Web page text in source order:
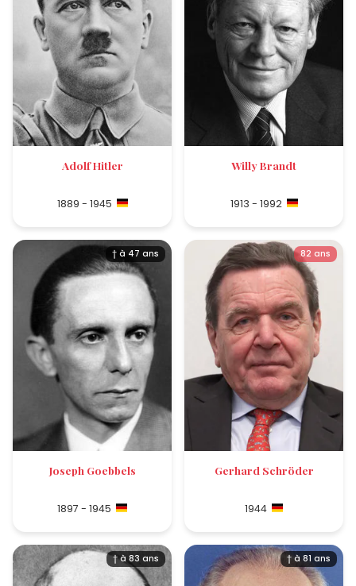
Adolf Hitler
1889 - 1945
Willy Brandt
1913 - 1992
† à 47 ans
Joseph Goebbels
1897 - 1945
82 ans
Gerhard Schröder
1944
† à 83 ans † à 81 ans